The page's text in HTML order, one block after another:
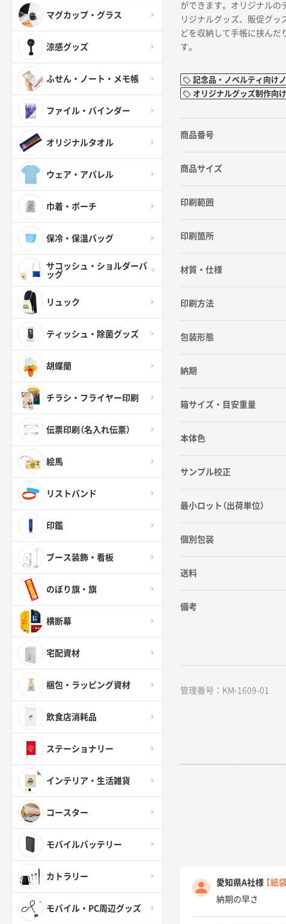
マグカップ・グラス
涼感グッズ
ふせん・ノート・メモ帳
ファイル・バインダー
オリジナルタオル
ウェア・アパレル
巾着・ポーチ
保冷・保温バッグ
サコッシュ・ショルダーバ
ッグ
リュック
ティッシュ・除菌グッズ
胡蝶蘭
チラシ・フライヤー印刷
伝票印刷（名入れ伝票）
絵馬
リストバンド
印鑑
ブース装飾・看板
のぼり旗・旗
横断幕
宅配資材
梱包・ラッピング資材
飲食店消耗品
ステーショナリー
インテリア・生活雑貨
コースター
モバイルバッテリー
カトラリー
モバイル・PC周辺グッズ
ができます。オリジナルの
リジナルグッズ、販促グッ
どを収納して手帳に挟んだ
す。
記念品・ノベルティ向け
オリジナルグッズ制作向
商品番号
商品サイズ
印刷範囲
印刷箇所
材質・仕様
印刷方法
包装形態
納期
箱サイズ・目安重量
本体色
サンプル校正
最小ロット（出荷単位）
個別包装
送料
備考
管理番号：KM-1609-01
愛知県A社様 【紙
納期の早さ